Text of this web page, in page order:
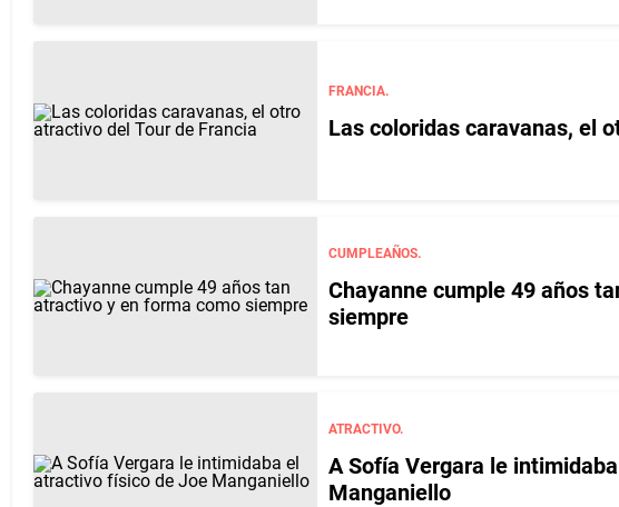
FRANCIA.
Las coloridas caravanas, el
CUMPLEAÑOS.
Chayanne cumple 49 años
siempre
ATRACTIVO.
A Sofía Vergara le
Manganiello